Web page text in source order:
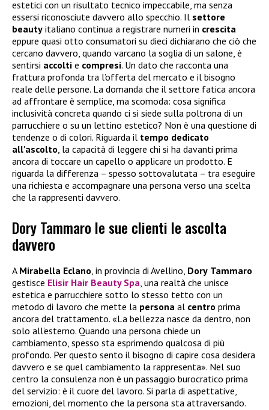
estetici con un risultato tecnico impeccabile, ma senza
essersi riconosciute davvero allo specchio. Il settore
beauty italiano continua a registrare numeri in crescita
eppure quasi otto consumatori su dieci dichiarano che ciò che
cercano davvero, quando varcano la soglia di un salone, è
sentirsi accolti e compresi. Un dato che racconta una
frattura profonda tra l’offerta del mercato e il bisogno
reale delle persone. La domanda che il settore fatica ancora
ad affrontare è semplice, ma scomoda: cosa significa
inclusività concreta quando ci si siede sulla poltrona di un
parrucchiere o su un lettino estetico? Non è una questione di
tendenze o di colori. Riguarda il tempo dedicato
all’ascolto , la capacità di leggere chi si ha davanti prima
ancora di toccare un capello o applicare un prodotto. E
riguarda la differenza – spesso sottovalutata – tra eseguire
una richiesta e accompagnare una persona verso una scelta
che la rappresenti davvero.
Dory Tammaro le sue clienti le ascolta
davvero
A Mirabella Eclano, in provincia di Avellino, Dory Tammaro
gestisce Elisir Hair Beauty Spa, una realtà che unisce
estetica e parrucchiere sotto lo stesso tetto con un
metodo di lavoro che mette la persona al centro prima
ancora del trattamento. «La bellezza nasce da dentro, non
solo all’esterno. Quando una persona chiede un
cambiamento, spesso sta esprimendo qualcosa di più
profondo. Per questo sento il bisogno di capire cosa desidera
davvero e se quel cambiamento la rappresenta». Nel suo
centro la consulenza non è un passaggio burocratico prima
del servizio: è il cuore del lavoro. Si parla di aspettative,
emozioni, del momento che la persona sta attraversando.